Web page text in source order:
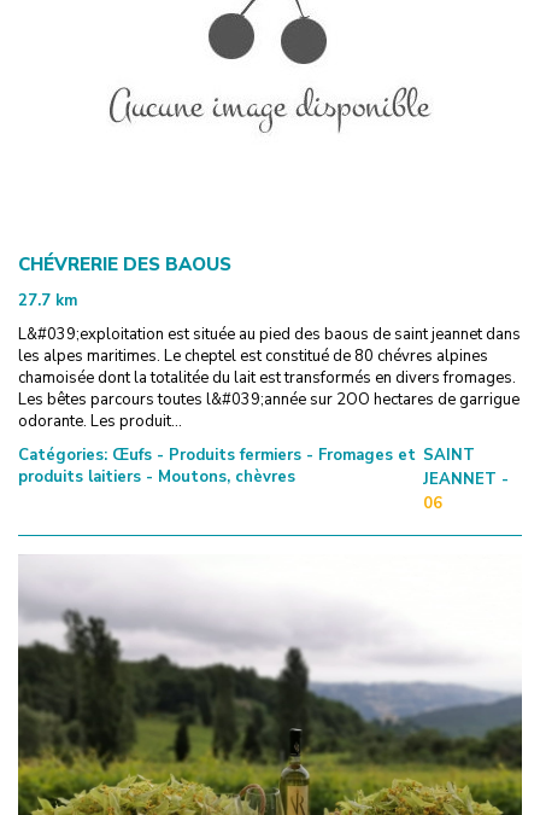
CHÉVRERIE DES BAOUS
27.7 km
L&#039;exploitation est située au pied des baous de saint jeannet dans
les alpes maritimes. Le cheptel est constitué de 80 chévres alpines
chamoisée dont la totalitée du lait est transformés en divers fromages.
Les bêtes parcours toutes l&#039;année sur 2OO hectares de garrigue
odorante. Les produit...
Catégories: Œufs - Produits fermiers - Fromages et
produits laitiers - Moutons, chèvres
SAINT
JEANNET -
06